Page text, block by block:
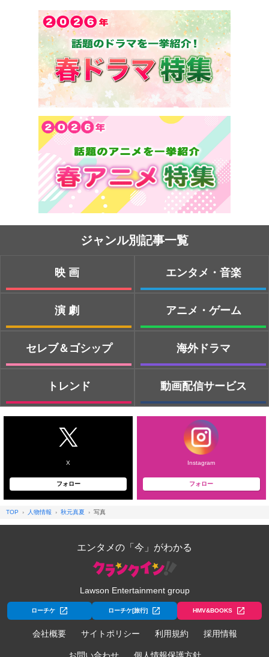
ジャンル別記事一覧
映画
演劇
セレブ＆ゴシップ
トレンド
エンタメ・音楽
アニメ・ゲーム
海外ドラマ
動画配信サービス
X
フォロー
Instagram
フォロー
TOP 人物情報 秋元真夏 写真
エンタメの「今」がわかる
Lawson Entertainment group
ローチケ ローチケ[旅行] HMV&BOOKS
会社概要 サイトポリシー 利用規約 採用情報